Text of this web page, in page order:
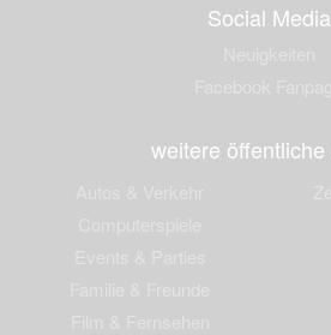
Social Media
weitere öffentliche